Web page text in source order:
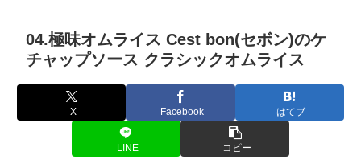
04.極味オムライス Cest bon(セボン)のケ
チャップソース クラシックオムライス
X Facebook はてブ
LINE コピー